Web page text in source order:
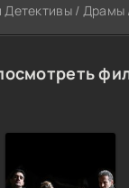
Детективы / Драмы